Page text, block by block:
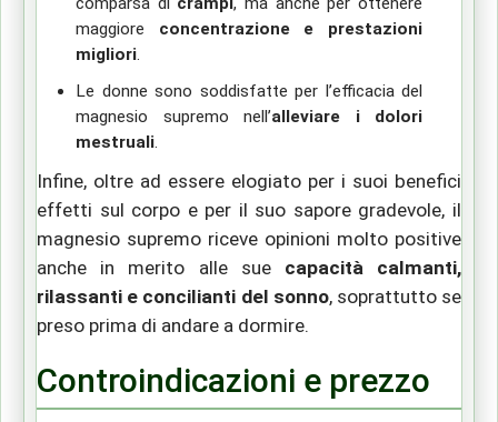
maggiore concentrazione e prestazioni
migliori
Le donne sono soddisfatte per l’efficacia del
magnesio supremo nell’alleviare i dolori
mestruali
Infine, oltre ad essere elogiato per i suoi benefici
effetti sul corpo e per il suo sapore gradevole, il
magnesio supremo riceve opinioni molto positive
anche in merito alle suecapacità calmanti,
rilassanti e concilianti del sonno, soprattutto se
preso prima di andare a dormire.
Controindicazioni e prezzo